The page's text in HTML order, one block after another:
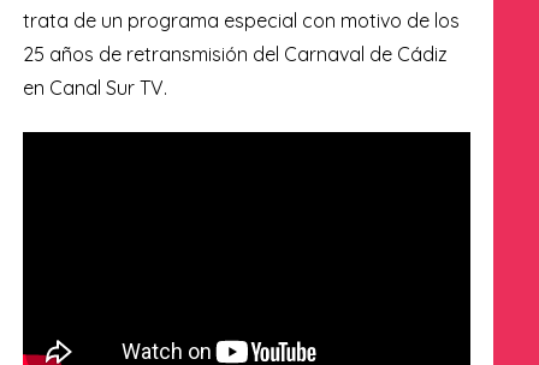
trata de un programa especial con motivo de los
25 años de retransmisión del Carnaval de Cádiz
en Canal Sur TV.